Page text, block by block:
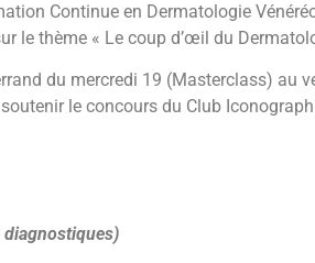
Continue en Dermatologie
le thème « Le coup d’œil du
du mercredi 19 (Masterclass) au
le concours du Club